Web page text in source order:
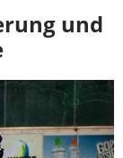
und